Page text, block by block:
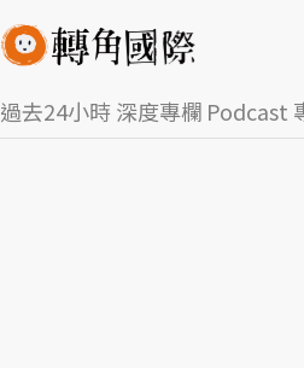
過去24小時深度專欄 Podcast